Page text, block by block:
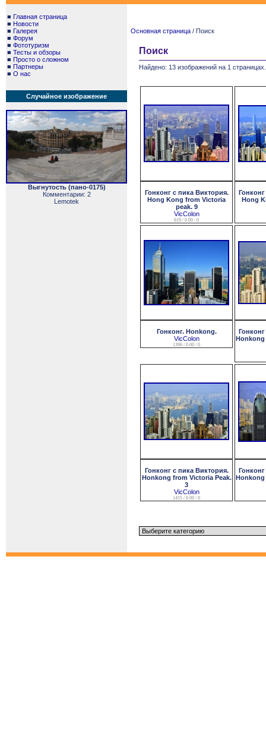
■ Главная страница
■ Новости
■ Галерея
■ Форум
■ Фототуризм
■ Тесты и обзоры
■ Просто о сложном
■ Партнеры
■ О нас
Случайное изображение
Выгнутость (пано-0175)
Комментарии: 2
Lemotek
Основная страница / Поиск
Поиск
Найдено: 13 изображений на 1
Гонконг с пика Виктория.
Hong Kong from Victoria
peak. 9
VicColon
619 / 0.00 / 0
Hong
Гонконг. Honkong.
VicColon
1396 / 0.00 / 0
Honkong
Гонконг с пика Виктория.
Honkong from Victoria Peak.
3
VicColon
1455 / 0.00 / 0
Honkong